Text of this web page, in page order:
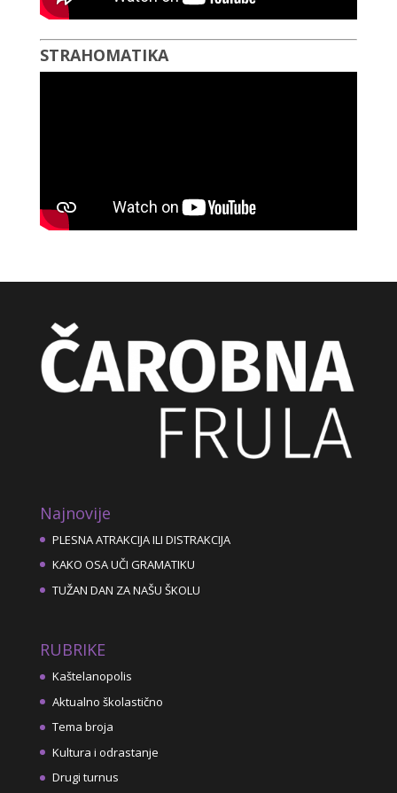
STRAHOMATIKA
Najnovije
PLESNA ATRAKCIJA ILI DISTRAKCIJA
KAKO OSA UČI GRAMATIKU
TUŽAN DAN ZA NAŠU ŠKOLU
RUBRIKE
Kaštelanopolis
Aktualno školastično
Tema broja
Kultura i odrastanje
Drugi turnus